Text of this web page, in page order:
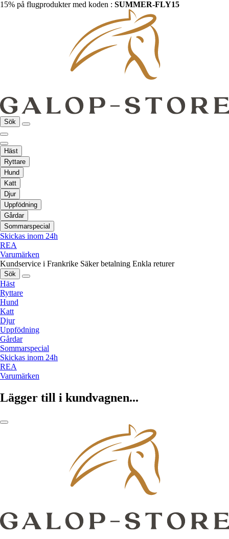
15% på flugprodukter med koden : SUMMER-FLY15
Sök
Häst
Ryttare
Hund
Katt
Djur
Uppfödning
Gårdar
Sommarspecial
Skickas inom 24h
REA
Varumärken
Kundservice i Frankrike Säker betalning Enkla returer
Sök
Häst
Ryttare
Hund
Katt
Djur
Uppfödning
Gårdar
Sommarspecial
Skickas inom 24h
REA
Varumärken
Lägger till i kundvagnen...